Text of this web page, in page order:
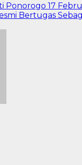
Ponorogo 17
Bertugas